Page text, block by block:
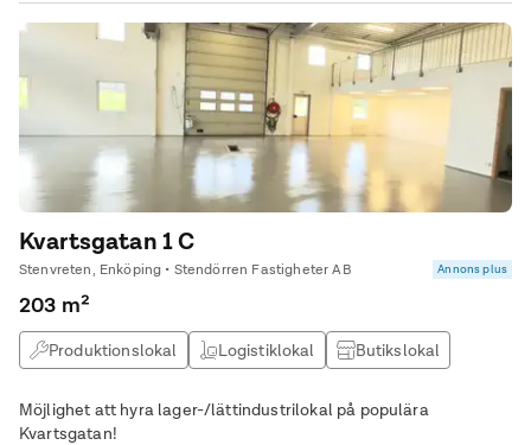
Kvartsgatan 1 C
Stenvreten, Enköping • Stendörren Fastigheter AB Annons plus
203 m²
Produktionslokal Logistiklokal
Butikslokal
Möjlighet att hyra lager-/lättindustrilokal på populära
Kvartsgatan!